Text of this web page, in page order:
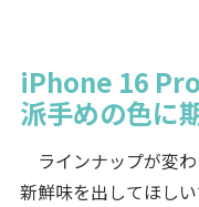
iPhone 16
派手めの色に
ラインナップが変
新鮮味を出してほし